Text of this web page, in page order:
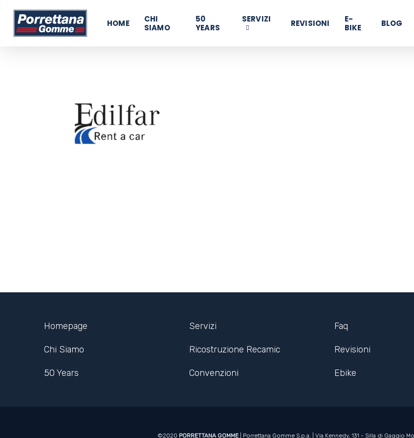
main
HOME
CHI
SIAMO
50
YEARS
SERVIZI REVISIONI
E-
BIKE
BLOG
Homepage
Chi Siamo
50 Years
Servizi
Ricostruzione Recamic
Convenzioni
Faq
Revisioni
Ebike
©2020 PORRETTANA GOMME| Porrettana Gomme S.p.a. | Via Kennedy, 131 - Silla di Gaggio